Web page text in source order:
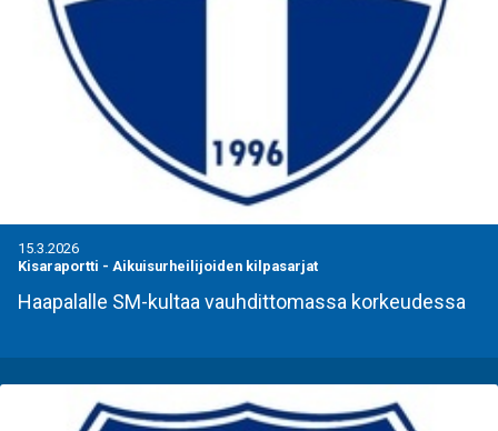
15.3.2026
Kisaraportti - Aikuisurheilijoiden kilpasarjat
Haapalalle SM-kultaa vauhdittomassa korkeudessa